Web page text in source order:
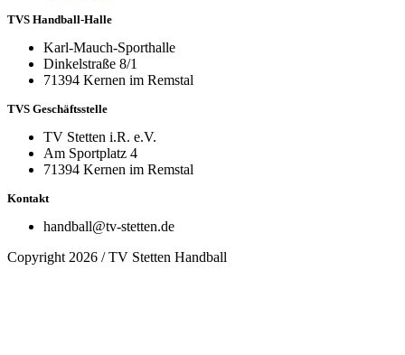
TVS Handball-Halle
Karl-Mauch-Sporthalle
Dinkelstraße 8/1
71394 Kernen im Remstal
TVS Geschäftsstelle
TV Stetten i.R. e.V.
Am Sportplatz 4
71394 Kernen im Remstal
Kontakt
handball@tv-stetten.de
Copyright 2026 / TV Stetten Handball